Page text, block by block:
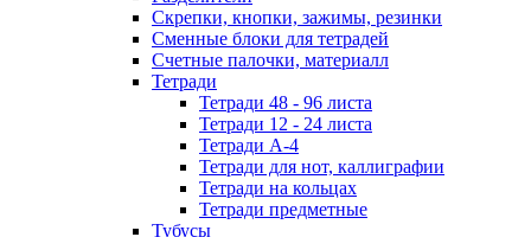
Скрепки, кнопки, зажимы, резинки
Сменные блоки для тетрадей
Счетные палочки, материалл
Тетради
Тетради 48 - 96 листа
Тетради 12 - 24 листа
Тетради А-4
Тетради для нот, каллиграфии
Тетради на кольцах
Тетради предметные
Тубусы